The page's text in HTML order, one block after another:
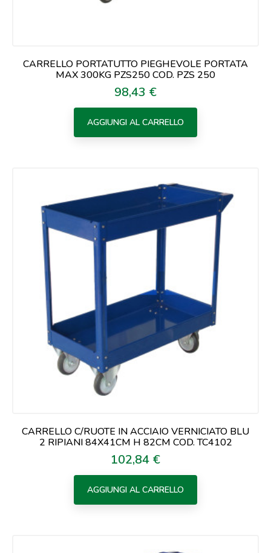
CARRELLO PORTATUTTO PIEGHEVOLE PORTATA
MAX 300KG PZS250 COD. PZS 250
Prezzo
98,43 €
AGGIUNGI AL CARRELLO
CARRELLO C/RUOTE IN ACCIAIO VERNICIATO BLU
2 RIPIANI 84X41CM H 82CM COD. TC4102
Prezzo
102,84 €
AGGIUNGI AL CARRELLO